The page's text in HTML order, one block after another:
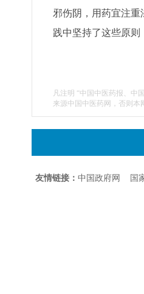
邪伤阴，用药宜注
践中坚持了这些原则
凡注明 “中国中医药报、中
来源中国中医药网，否则本
友情链接： 中国政府网 国